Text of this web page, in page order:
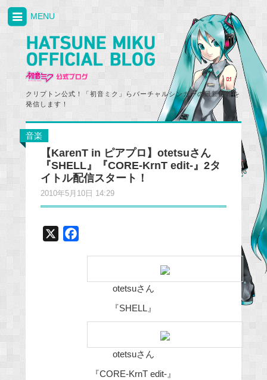
クリプトン公式！「初音ミク」らバーチャルシンガーの最新情報を
発信します！
MENU
音楽
【KarenT in ピアプロ】otetsuさん
『SHELL』『CORE-KrnT edit-』2タ
イトル配信スタート！
2010年5月10日 14:29
otetsuさん
『SHELL』
otetsuさん
『CORE-KrnT edit-』